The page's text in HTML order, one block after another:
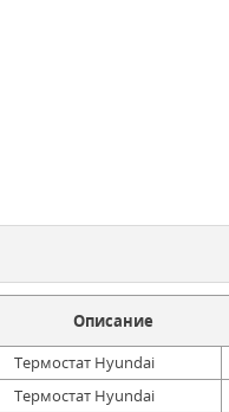
Описание
Термостат Hyundai
Термостат Hyundai